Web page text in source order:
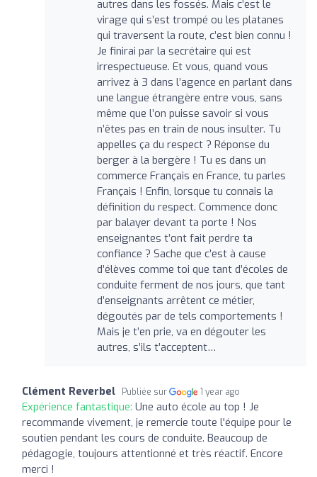
autres dans les fossés. Mais c’est le
virage qui s’est trompé ou les platanes
qui traversent la route, c’est bien connu !
Je finirai par la secrétaire qui est
irrespectueuse. Et vous, quand vous
arrivez à 3 dans l’agence en parlant dans
une langue étrangère entre vous, sans
même que l’on puisse savoir si vous
n’êtes pas en train de nous insulter. Tu
appelles ça du respect ? Réponse du
berger à la bergère ! Tu es dans un
commerce Français en France, tu parles
Français ! Enfin, lorsque tu connais la
définition du respect. Commence donc
par balayer devant ta porte ! Nos
enseignantes t’ont fait perdre ta
confiance ? Sache que c’est à cause
d’élèves comme toi que tant d’écoles de
conduite ferment de nos jours, que tant
d’enseignants arrêtent ce métier,
dégoutés par de tels comportements !
Mais je t’en prie, va en dégouter les
autres, s’ils t’acceptent…
Clément Reverbel Publiée sur 1 year ago
Expérience fantastique: Une auto école au top ! Je
recommande vivement, je remercie toute l'équipe pour le
soutien pendant les cours de conduite. Beaucoup de
pédagogie, toujours attentionné et très réactif. Encore
merci !